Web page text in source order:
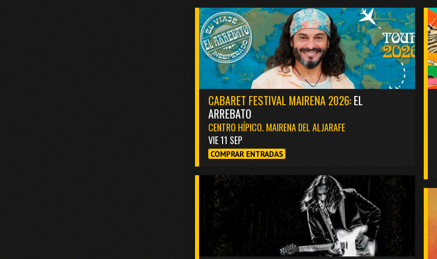
CABARET FESTIVAL MAIRENA 2026:EL
ARREBATO
CENTRO HÍPICO. MAIRENA DEL ALJARAFE
VIE 11 SEP
COMPRAR ENTRADAS